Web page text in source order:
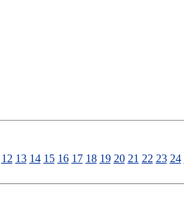
12 13 14 15 16 17 18 19 20 21 22 23 24